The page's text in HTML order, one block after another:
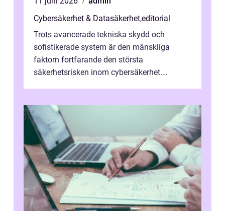
Cybersäkerhet & Datasäkerhet,editorial
Trots avancerade tekniska skydd och
sofistikerade system är den mänskliga
faktorn fortfarande den största
säkerhetsrisken inom cybersäkerhet.